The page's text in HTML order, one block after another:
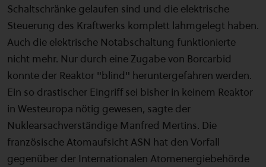
Schaltschränke gelaufen sind und die elektrische
Steuerung des Kraftwerks komplett lahmgelegt haben.
Auch die elektrische Notabschaltung funktionierte
nicht mehr. Nur durch eine Zugabe von Borcarbid
konnte der Reaktor "blind" heruntergefahren werden.
Ein so drastischer Eingriff sei bisher in keinem Reaktor
in Westeuropa nötig gewesen, sagte der
Nuklearsachverständige Manfred Mertins. Die
französische Atomaufsicht ASN hat den Vorfall
gegenüber der Internationalen Atomenergiebehörde